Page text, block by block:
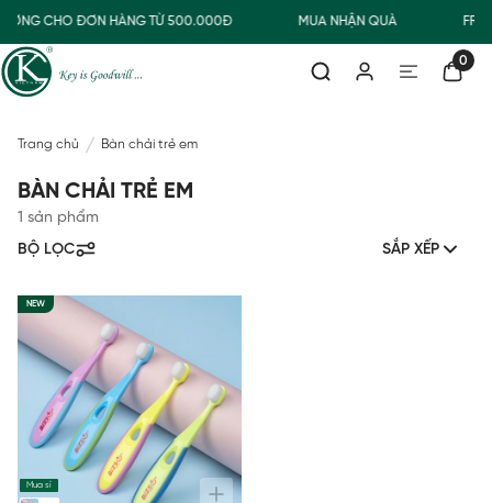
CHO ĐƠN HÀNG TỪ 500.000Đ MUA NHẬN QUÀ
0
Trang chủ Bàn chải trẻ em
BÀN CHẢI TRẺ EM
1 sản phẩm
BỘ LỌC
SẮP XẾP
NEW
Mua sỉ